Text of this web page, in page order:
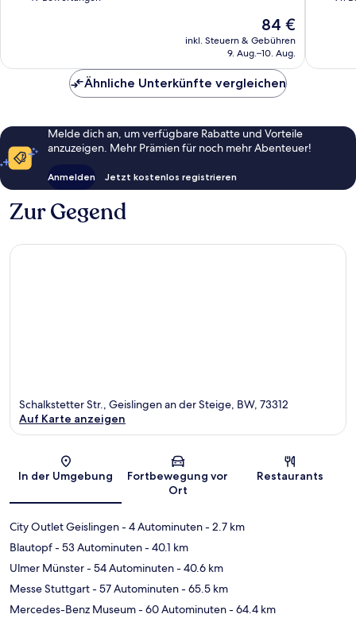
Der
Preis
beträgt
84 €
inkl. Steuern & Gebühren
9. Aug.–10. Aug.
Ähnliche Unterkünfte vergleichen
Melde dich an, um verfügbare Rabatte und Vorteile
anzuzeigen. Mehr Prämien für noch mehr Abenteuer!
Anmelden Jetzt kostenlos registrieren
Zur Gegend
Karte
Schalkstetter Str., Geislingen an der Steige, BW, 73312
Auf Karte anzeigen
In der Umgebung
Fortbewegung vor
Ort
Restaurants
City Outlet Geislingen- 4 Autominuten- 2.7 km
Blautopf- 53 Autominuten- 40.1 km
Ulmer Münster- 54 Autominuten- 40.6 km
Messe Stuttgart- 57 Autominuten- 65.5 km
Mercedes-Benz Museum- 60 Autominuten- 64.4 km